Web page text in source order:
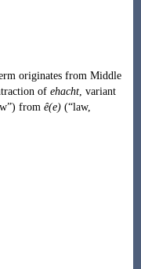
originates from Middle
of ehacht, variant
”) from ê(e) (“law,